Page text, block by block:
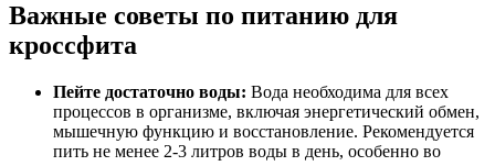
Важные советы по питанию для
кроссфита
Пейте достаточно воды: Вода необходима для всех
процессов в организме, включая энергетический обмен,
мышечную функцию и восстановление. Рекомендуется
пить не менее 2-3 литров воды в день, особенно во